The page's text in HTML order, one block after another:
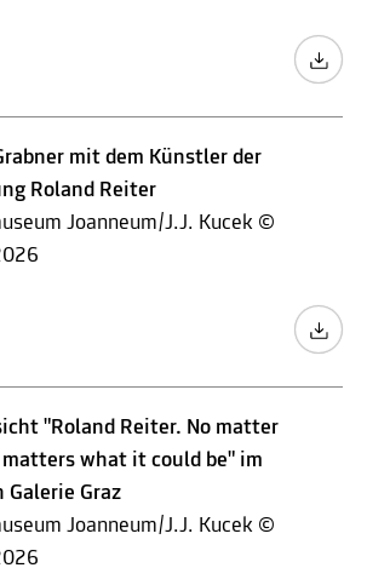
mit dem Künstler der
Roland Reiter
Joanneum/J.J. Kucek ©
"Roland Reiter. No matter
what it could be" im
Galerie Graz
Joanneum/J.J. Kucek ©